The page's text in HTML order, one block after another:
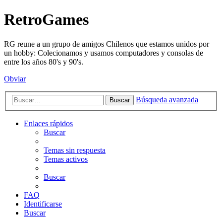
RetroGames
RG reune a un grupo de amigos Chilenos que estamos unidos por
un hobby: Colecionamos y usamos computadores y consolas de
entre los años 80's y 90's.
Obviar
Buscar Búsqueda avanzada
Enlaces rápidos
Buscar
Temas sin respuesta
Temas activos
Buscar
FAQ
Identificarse
Buscar